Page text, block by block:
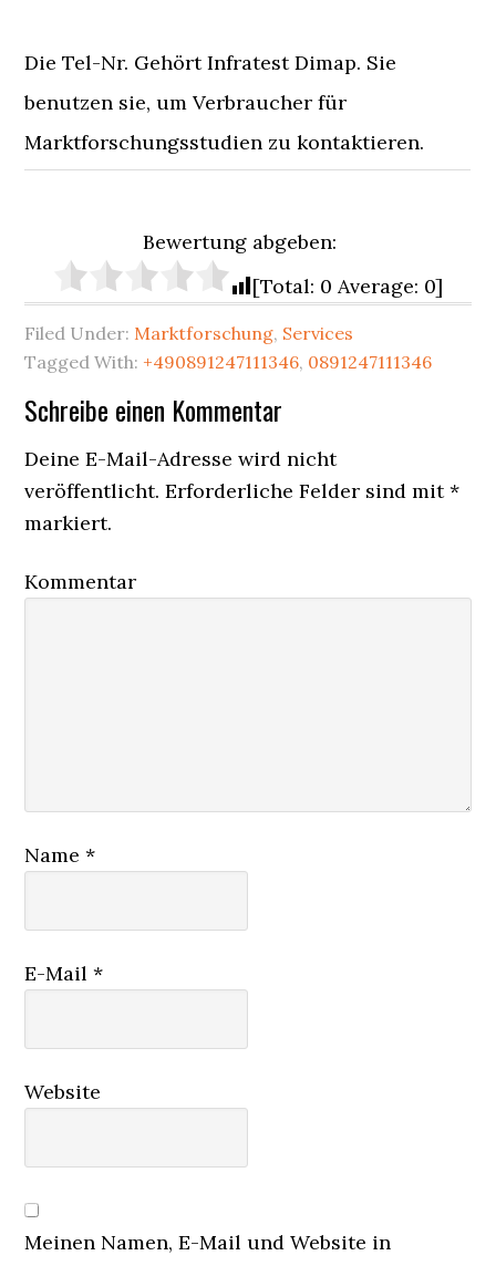
Die Tel-Nr. Gehört Infratest Dimap. Sie
benutzen sie, um Verbraucher für
Marktforschungsstudien zu kontaktieren.
Bewertung abgeben:
[Total: 0 Average: 0]
Filed Under: Marktforschung, Services
Tagged With: +490891247111346, 0891247111346
Reader
Interactions
Schreibe einen Kommentar
Deine E-Mail-Adresse wird nicht
veröffentlicht. Erforderliche Felder sind mit*
markiert.
Kommentar
Name*
E-Mail*
Website
Meinen Namen, E-Mail und Website in